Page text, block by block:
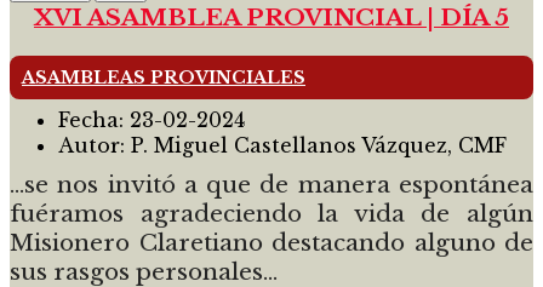
XVI ASAMBLEA PROVINCIAL | DÍA 5
ASAMBLEAS PROVINCIALES
Fecha: 23-02-2024
Autor: P. Miguel Castellanos Vázquez, CMF
...se nos invitó a que de manera espontánea
fuéramos agradeciendo la vida de algún
Misionero Claretiano destacando alguno de
sus rasgos personales...